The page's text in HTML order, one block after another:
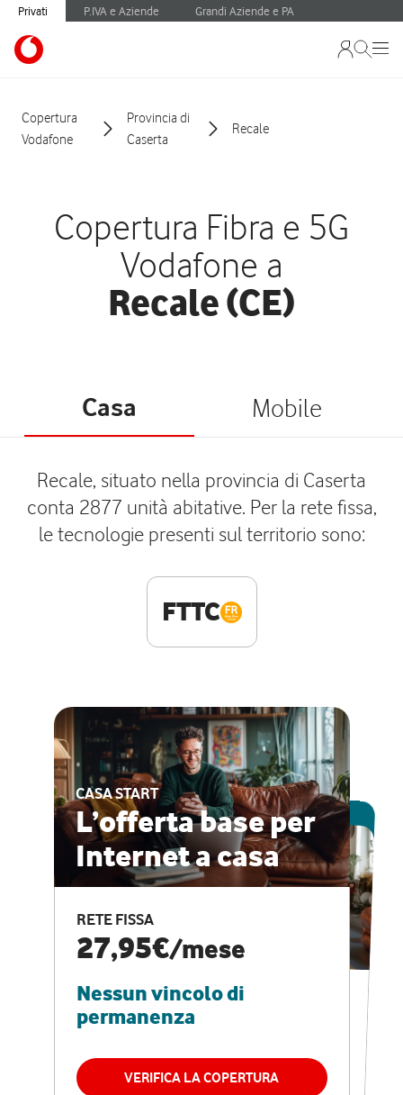
Privati P.IVA e Aziende Grandi Aziende e PA
Copertura
Vodafone
Provincia di
Caserta
Recale
Copertura Fibra e 5G
Vodafone a
Recale (CE)
Casa Mobile
Recale, situato nella provincia di Caserta
conta 2877 unità abitative. Per la rete fissa,
le tecnologie presenti sul territorio sono:
FTTC
CASA START
L’offerta base per
Internet a casa
RETE FISSA
27,95€/mese
Nessun vincolo di
permanenza
VERIFICA LA COPERTURA
ESCLUSIVA ONLINE
CASA PRO
Internet veloce e
vantaggi speciali
RETE FISSA + VODAFONE CLUB
29,95€
permanenza